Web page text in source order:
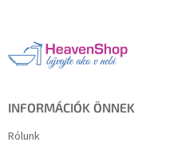
INFORMÁCIÓK ÖNNEK
Rólunk